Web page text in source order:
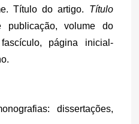
Título do artigo. Título
volume do
página inicial-
dissertações,